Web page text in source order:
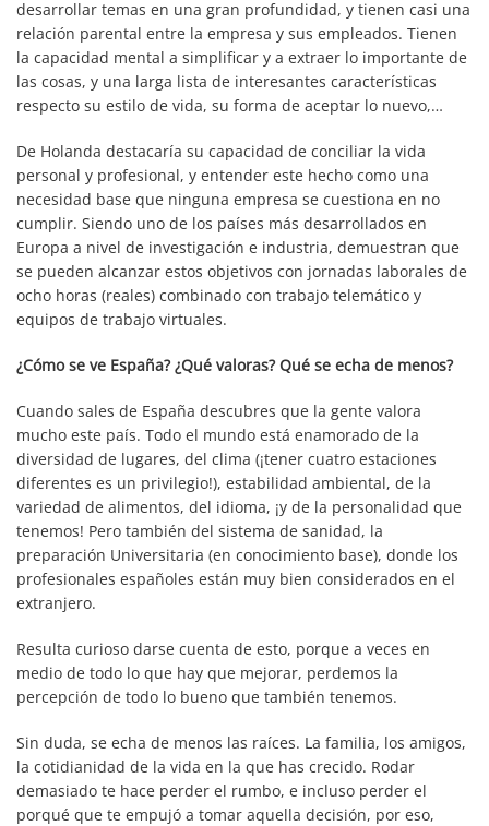
desarrollar temas en una gran profundidad, y tienen casi una
relación parental entre la empresa y sus empleados. Tienen
la capacidad mental a simplificar y a extraer lo importante de
las cosas, y una larga lista de interesantes características
respecto su estilo de vida, su forma de aceptar lo nuevo,…
De Holanda destacaría su capacidad de conciliar la vida
personal y profesional, y entender este hecho como una
necesidad base que ninguna empresa se cuestiona en no
cumplir. Siendo uno de los países más desarrollados en
Europa a nivel de investigación e industria, demuestran que
se pueden alcanzar estos objetivos con jornadas laborales de
ocho horas (reales) combinado con trabajo telemático y
equipos de trabajo virtuales.
¿Cómo se ve España? ¿Qué valoras? Qué se echa de menos?
Cuando sales de España descubres que la gente valora
mucho este país. Todo el mundo está enamorado de la
diversidad de lugares, del clima (¡tener cuatro estaciones
diferentes es un privilegio!), estabilidad ambiental, de la
variedad de alimentos, del idioma, ¡y de la personalidad que
tenemos! Pero también del sistema de sanidad, la
preparación Universitaria (en conocimiento base), donde los
profesionales españoles están muy bien considerados en el
extranjero.
Resulta curioso darse cuenta de esto, porque a veces en
medio de todo lo que hay que mejorar, perdemos la
percepción de todo lo bueno que también tenemos.
Sin duda, se echa de menos las raíces. La familia, los amigos,
la cotidianidad de la vida en la que has crecido. Rodar
demasiado te hace perder el rumbo, e incluso perder el
porqué que te empujó a tomar aquella decisión, por eso,